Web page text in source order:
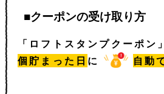
■クーポンの受け取り方
「ロフトスタンプクーポン
個貯まった日 に 自動